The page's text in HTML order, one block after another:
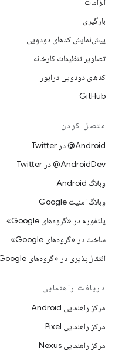
بارگیری
پیش‌نمایش کدهای دودویی
تصاویر تنظیمات کارخانه
کدهای دودویی درایور
GitHub
متصل کردن
Android@ در Twitter
AndroidDev@ در Twitter
وبلاگ Android
وبلاگ امنیت Google
پلتفورم در «گروه‌های Google»
ساخت در «گروه‌های Google»
انتقال‌پذیری در «گروه‌های Google»
دریافت راهنمایی
مرکز راهنمایی Android
مرکز راهنمایی Pixel
مرکز راهنمایی Nexus